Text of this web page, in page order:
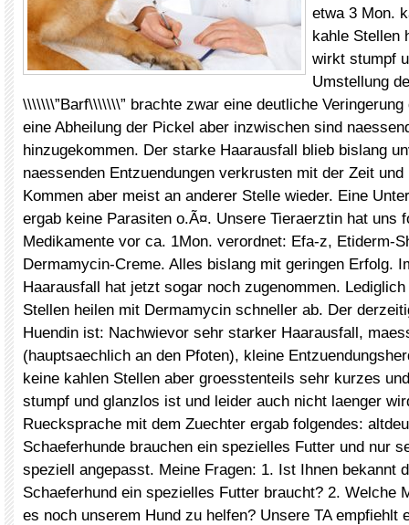
etwa 3 Mon.
kahle Stellen
wirkt stumpf
Umstellung
\\\\\\\”Barf\\\\\\\” brachte zwar eine deutliche
eine Abheilung der Pickel aber inzwischen sind
hinzugekommen. Der starke Haarausfall blieb bislang
naessenden Entzuendungen verkrusten mit der Zeit und
Kommen aber meist an anderer Stelle wieder. Eine
ergab keine Parasiten o.Ã¤. Unsere Tieraerztin hat uns
Medikamente vor ca. 1Mon. verordnet: Efa-z, Etiderm-
Dermamycin-Creme. Alles bislang mit geringen Erfolg.
Haarausfall hat jetzt sogar noch zugenommen.
Stellen heilen mit Dermamycin schneller ab. Der
Huendin ist: Nachwievor sehr starker Haarausfall,
(hauptsaechlich an den Pfoten), kleine
keine kahlen Stellen aber groesstenteils sehr kurzes
stumpf und glanzlos ist und leider auch nicht laenger
Ruecksprache mit dem Zuechter ergab folgendes:
Schaeferhunde brauchen ein spezielles Futter und nur
speziell angepasst. Meine Fragen: 1. Ist Ihnen bekannt
Schaeferhund ein spezielles Futter braucht? 2. Welche
es noch unserem Hund zu helfen? Unsere TA empfiehlt